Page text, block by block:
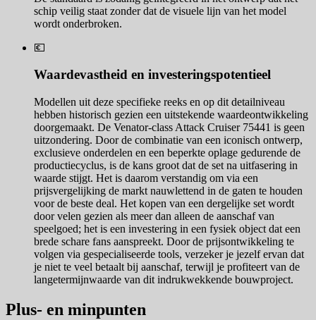
schip veilig staat zonder dat de visuele lijn van het model
wordt onderbroken.
💶
Waardevastheid en investeringspotentieel
Modellen uit deze specifieke reeks en op dit detailniveau
hebben historisch gezien een uitstekende waardeontwikkeling
doorgemaakt. De Venator-class Attack Cruiser 75441 is geen
uitzondering. Door de combinatie van een iconisch ontwerp,
exclusieve onderdelen en een beperkte oplage gedurende de
productiecyclus, is de kans groot dat de set na uitfasering in
waarde stijgt. Het is daarom verstandig om via een
prijsvergelijking de markt nauwlettend in de gaten te houden
voor de beste deal. Het kopen van een dergelijke set wordt
door velen gezien als meer dan alleen de aanschaf van
speelgoed; het is een investering in een fysiek object dat een
brede schare fans aanspreekt. Door de prijsontwikkeling te
volgen via gespecialiseerde tools, verzeker je jezelf ervan dat
je niet te veel betaalt bij aanschaf, terwijl je profiteert van de
langetermijnwaarde van dit indrukwekkende bouwproject.
Plus- en minpunten